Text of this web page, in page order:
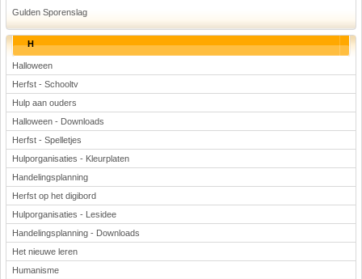
Gulden Sporenslag
H
Halloween
Herfst - Schooltv
Hulp aan ouders
Halloween - Downloads
Herfst - Spelletjes
Hulporganisaties - Kleurplaten
Handelingsplanning
Herfst op het digibord
Hulporganisaties - Lesidee
Handelingsplanning - Downloads
Het nieuwe leren
Humanisme